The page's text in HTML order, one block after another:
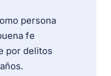
persona
fe
por delitos